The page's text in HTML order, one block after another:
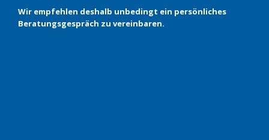
Wir empfehlen deshalb unbedingt ein persönliches
Beratungsgespräch zu vereinbaren.